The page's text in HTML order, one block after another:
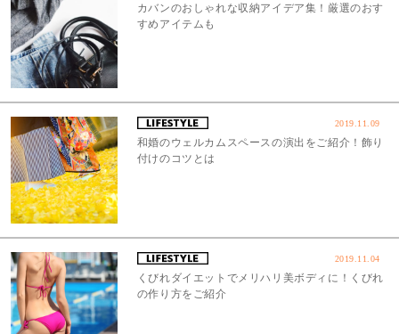
カバンのおしゃれな収納アイデア集！厳選のおす
すめアイテムも
2019.11.09
和婚のウェルカムスペースの演出をご紹介！飾り
付けのコツとは
2019.11.04
くびれダイエットでメリハリ美ボディに！くびれ
の作り方をご紹介